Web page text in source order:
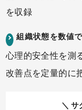
を収録
組織状態を数値
心理的安全性を測
改善点を定量的に
サ